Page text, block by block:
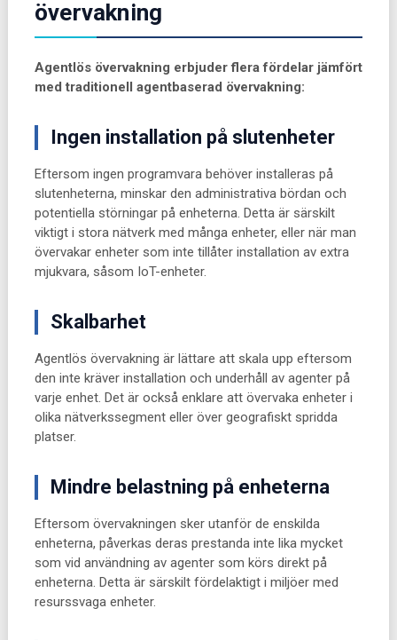
övervakning
Agentlös övervakning erbjuder flera fördelar jämfört
med traditionell agentbaserad övervakning:
Ingen installation på slutenheter
Eftersom ingen programvara behöver installeras på
slutenheterna, minskar den administrativa bördan och
potentiella störningar på enheterna. Detta är särskilt
viktigt i stora nätverk med många enheter, eller när man
övervakar enheter som inte tillåter installation av extra
mjukvara, såsom IoT-enheter.
Skalbarhet
Agentlös övervakning är lättare att skala upp eftersom
den inte kräver installation och underhåll av agenter på
varje enhet. Det är också enklare att övervaka enheter i
olika nätverkssegment eller över geografiskt spridda
platser.
Mindre belastning på enheterna
Eftersom övervakningen sker utanför de enskilda
enheterna, påverkas deras prestanda inte lika mycket
som vid användning av agenter som körs direkt på
enheterna. Detta är särskilt fördelaktigt i miljöer med
resurssvaga enheter.